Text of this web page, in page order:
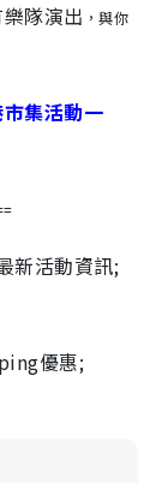
隊演出 ，與你
市集活動一
新活動資訊;
優惠;